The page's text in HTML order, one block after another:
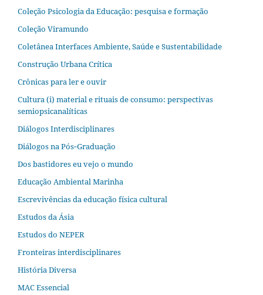
Coleção Psicologia da Educação: pesquisa e formação
Coleção Viramundo
Coletânea Interfaces Ambiente, Saúde e Sustentabilidade
Construção Urbana Crítica
Crônicas para ler e ouvir
Cultura (i) material e rituais de consumo: perspectivas
semiopsicanalíticas
Diálogos Interdisciplinares
Diálogos na Pós‐Graduação
Dos bastidores eu vejo o mundo
Educação Ambiental Marinha
Escrevivências da educação física cultural
Estudos da Ásia​
Estudos do NEPER
Fronteiras interdisciplinares
História Diversa
MAC Essencial